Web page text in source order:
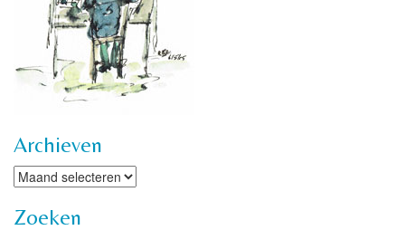
Archieven
Archieven
Zoeken